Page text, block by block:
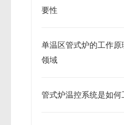
要性
单温区管式炉的工作原
领域
管式炉温控系统是如何